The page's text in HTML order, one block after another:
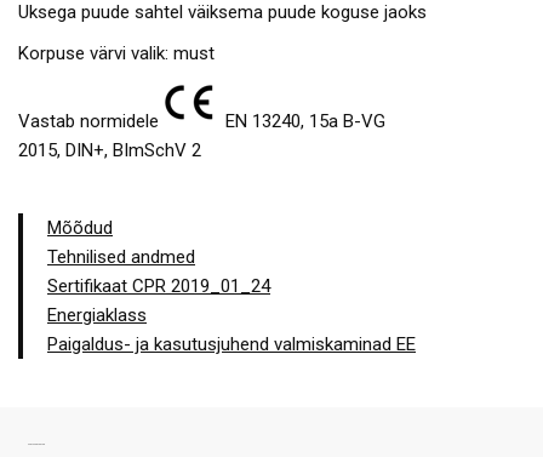
Uksega puude sahtel väiksema puude koguse jaoks
Korpuse värvi valik: must
Vastab normidele
EN 13240, 15a B-VG
2015, DIN+, BImSchV 2
Mõõdud
Tehnilised andmed
Sertifikaat CPR 2019_01_24
Energiaklass
Paigaldus- ja kasutusjuhend valmiskaminad EE